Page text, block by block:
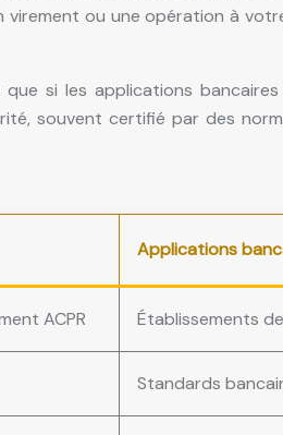
virement ou une opération à
si les applications bancaires
souvent certifié par des
Applications
ACPR Établissements
Standards